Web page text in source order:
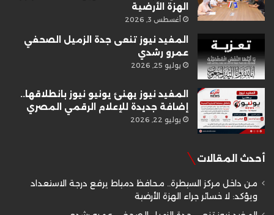
الهزة الأرضية
أغسطس 3, 2026
المفيد نيوز تنعى جدة الزميل الصحفي
عمرو رشدي
يوليو 25, 2026
المفيد نيوز يهنئ يونيو نيوز بانطلاقها..
إضافة جديدة للإعلام الرقمي المصري
يوليو 22, 2026
أحدث المقالات
من داخل مركز السيطرة.. محافظ دمياط يرفع درجة الاستعداد
ويؤكد: لا خسائر جراء الهزة الأرضية